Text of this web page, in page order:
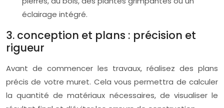
éclairage intégré.
3. conception et plans : précision et
rigueur
Avant de commencer les travaux, réalisez des plans
précis de votre muret. Cela vous permettra de calculer
la quantité de matériaux nécessaires, de visualiser le